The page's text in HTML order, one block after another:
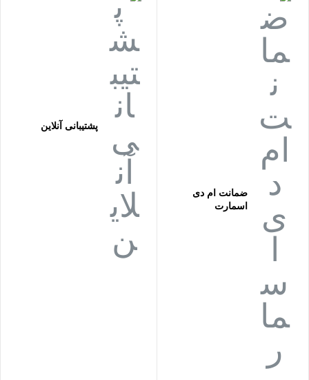
ضمانت ام دی
اسمارت
پشتیبانی آنلاین